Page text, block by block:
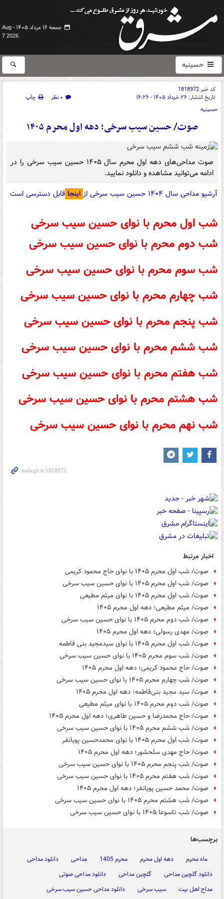
جمعه ۱۶ مرداد ۱۴۰۵ -
Aug
7 2026
حسینیه
کد خبر1818972
تاریخ انتشار: ۲۶ خرداد ۱۴۰۵ - ۱۶:۲۶ ۰ نظر
چاپ
حسینیه
صوت/ حسین سیب سرخی؛ دهه اول محرم ۱۴۰۵
صوت مداحی‌های دهه اول محرم سال ۱۴۰۵ حسین سیب سرخی را در
ادامه می‌توانید مشاهده و دانلود نمایید.
آرشیو مداحی سال ۱۴۰۴ حسین سیب سرخی از
اینجا قابل دسترسی است
شب اول محرم با نوای حسین سیب سرخی
شب دوم محرم با نوای حسین سیب سرخی
شب سوم محرم با نوای حسین سیب سرخی
شب چهارم محرم با نوای حسین سیب سرخی
شب پنجم محرم با نوای حسین سیب سرخی
شب ششم محرم با نوای حسین سیب سرخی
شب هفتم محرم با نوای حسین سیب سرخی
شب هشتم محرم با نوای حسین سیب سرخی
شب نهم محرم با نوای حسین سیب سرخی
اخبار مرتبط
صوت/ شب اول محرم ۱۴۰۵ با نوای حاج محمود کریمی
صوت/ شب اول محرم ۱۴۰۵ با نوای حسین سیب سرخی
صوت/ شب اول محرم ۱۴۰۵ با نوای میثم مطیعی
صوت/ میثم مطیعی؛ دهه اول محرم ۱۴۰۵
صوت/ شب دوم محرم ۱۴۰۵ با نوای حسین سیب سرخی
صوت/ مهدی رسولی؛ دهه اول محرم ۱۴۰۵
صوت/ شب اول محرم ۱۴۰۵ با نوای سیدمجید بنی فاطمه
صوت/ شب سوم محرم ۱۴۰۵ با نوای حسین سیب سرخی
صوت/ حاج محمود کریمی؛ دهه اول محرم ۱۴۰۵
صوت/ شب چهارم محرم ۱۴۰۵ با نوای حسین سیب سرخی
صوت/ سید مجید بنی‌فاطمه؛ دهه اول محرم ۱۴۰۵
صوت/ شب دوم محرم ۱۴۰۵ با نوای میثم مطیعی
صوت/ حاج محمدرضا و حسین طاهری؛ دهه اول محرم ۱۴۰۵
صوت/ شب ششم محرم ۱۴۰۵ با نوای حسین سیب سرخی
صوت/ شب اول محرم ۱۴۰۵ با نوای محمدحسین پویانفر
صوت/ حاج مهدی سلحشور؛ دهه اول محرم ۱۴۰۵
صوت/ شب پنجم محرم ۱۴۰۵ با نوای حسین سیب سرخی
صوت/ شب هفتم محرم ۱۴۰۵ با نوای حسین سیب سرخی
صوت/ محمد حسین پویانفر؛ دهه اول محرم ۱۴۰۵
صوت/ شب هشتم محرم ۱۴۰۵ با نوای حسین سیب سرخی
صوت/ شب تاسوعا ۱۴۰۵ با نوای حسین سیب سرخی
برچسب‌ها
ماه محرم دهه اول محرم محرم 1405 مداحی
دانلود مداحی
دانلود گلچین مداحی
گلچین مداحی
دانلود مداحی صوتی
مداح اهل بیت
سیب سرخی
دانلود مداحی حسین سیب سرخی